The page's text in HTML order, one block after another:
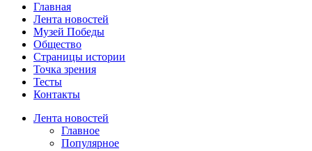
Главная
Лента новостей
Музей Победы
Общество
Страницы истории
Точка зрения
Тесты
Контакты
Лента новостей
Главное
Популярное